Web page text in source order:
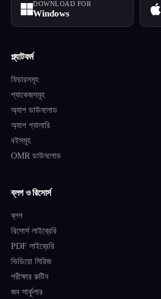
DOWNLOAD FOR
Windows
প্ল্যাটফর্ম
ফিচারসমূহ
প্যাকেজসমূহ
অ্যাপ ডাউনলোড
অ্যাপ গ্যালারি
বইসমূহ
OMR ডাউনলোড
ব্লগ ও রিসোর্স
ব্লগ
রিসোর্স লাইব্রেরি
PDF লাইব্রেরি
ভিডিয়ো সিরিজ
পরীক্ষার রুটিন
জব সার্কুলার